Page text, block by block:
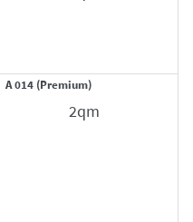
A 014 (Premium)
2qm